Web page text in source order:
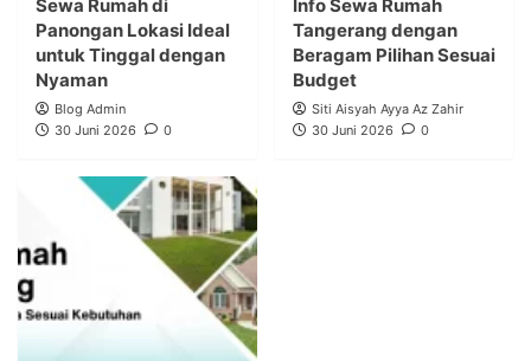
Sewa Rumah di
Panongan Lokasi Ideal
untuk Tinggal dengan
Nyaman
Blog Admin
30 Juni 2026
0
Info Sewa Rumah
Tangerang dengan
Beragam Pilihan Sesuai
Budget
Siti Aisyah Ayya Az Zahir
30 Juni 2026
0